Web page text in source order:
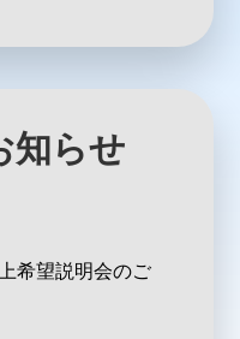
知らせ
希望説明会のご